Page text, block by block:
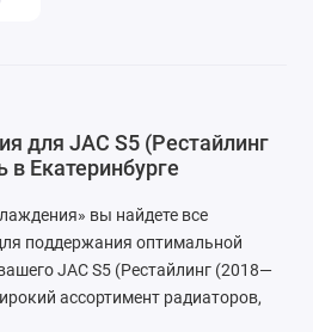
для JAC S5 (Рестайлинг
Екатеринбурге
вы найдете все
поддержания оптимальной
JAC S5 (Рестайлинг (2018—
ассортимент радиаторов,